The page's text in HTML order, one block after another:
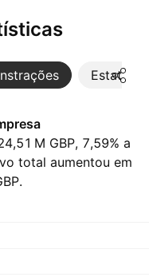
M‬ GBP, 7,59% a
total aumentou em